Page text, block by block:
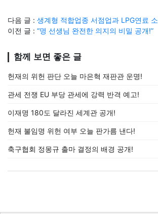
다음 글 : 생계형 적합업종 서점업과 LPG연료
이전 글 : “명 선생님 완전한 의지의 비밀 공개!”
함께 보면 좋은 글
헌재의 위헌 판단 오늘 마은혁 재판관 운명!
관세 전쟁 EU 부당 관세에 강력 반격 예고!
이재명 180도 달라진 세계관 공개!
헌재 불임명 위헌 여부 오늘 판가름 낸다!
축구협회 정몽규 출마 결정의 배경 공개!